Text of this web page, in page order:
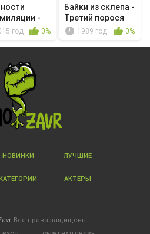
-
Gardens
год 0%
Байки из склепа -
Третий порося
1989 год 0%
НОВИНКИ ЛУЧШИЕ
КАТЕГОРИИ АКТЕРЫ
Все права защищены.